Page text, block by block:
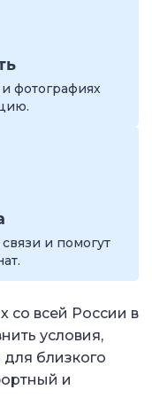
фотографиях
и помогут
со всей России в
условия,
близкого
и